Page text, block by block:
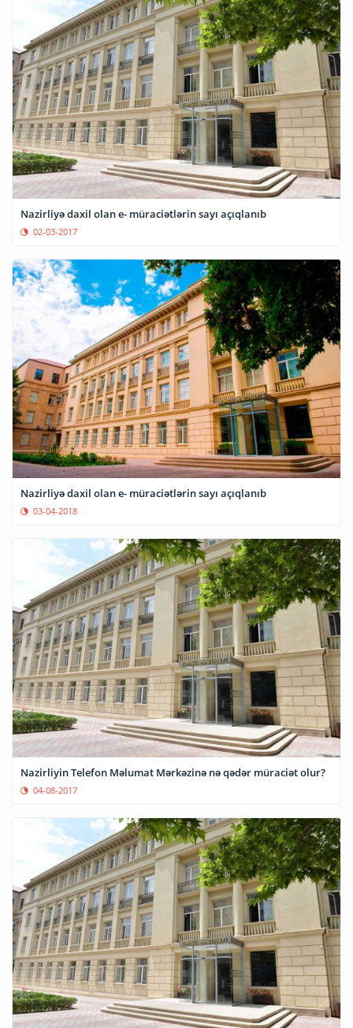
Nazirliyə daxil olan e- müraciətlərin sayı açıqlanıb
02-03-2017
Nazirliyə daxil olan e- müraciətlərin sayı açıqlanıb
03-04-2018
Nazirliyin Telefon Məlumat Mərkəzinə nə qədər müraciət olur?
04-08-2017